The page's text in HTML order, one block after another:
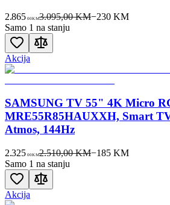
2.865 00KM3.095,00 KM−230KM
Samo 1 na stanju
Akcija
SAMSUNG TV 55" 4K Micro
MRE55R85HAUXXH, Smart
Atmos, 144Hz
2.325 00KM2.510,00 KM−185KM
Samo 1 na stanju
Akcija